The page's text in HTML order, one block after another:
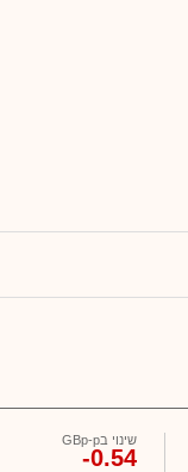
שינוי בGBp-p
-0.54